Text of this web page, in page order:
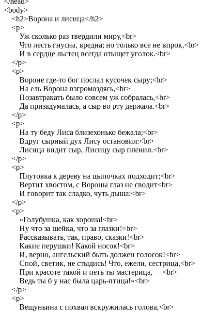
<body>
<h2>Ворона и лисица</h2>
<p>
Уж сколько раз твердили миру,<br>
Что лесть гнусна, вредна; но только все не впрок,<br>
И в сердце льстец всегда отыщет уголок.<br>
</p>
<p>
Вороне где-то бог послал кусочек сыру;<br>
На ель Ворона взгромоздясь,<br>
Позавтракать было совсем уж собралась,<br>
Да призадумалась, а сыр во рту держала.<br>
</p>
<p>
На ту беду Лиса близехонько бежала;<br>
Вдруг сырный дух Лису остановил:<br>
Лисица видит сыр, Лисицу сыр пленил.<br>
</p>
<p>
Плутовка к дереву на цыпочках подходит;<br>
Вертит хвостом, с Вороны глаз не сводит<br>
И говорит так сладко, чуть дыша:<br>
</p>
<p>
«Голубушка, как хороша!<br>
Ну что за шейка, что за глазки!<br>
Рассказывать, так, право, сказки!<br>
Какие перушки! Какой носок!<br>
И, верно, ангельский быть должен голосок!<br>
Спой, светик, не стыдись! Что, ежели, сестрица,<br>
При красоте такой и петь ты мастерица, —<br>
Ведь ты б у нас была царь-птица!»<br>
</p>
<p>
Вещуньина с похвал вскружилась голова,<br>